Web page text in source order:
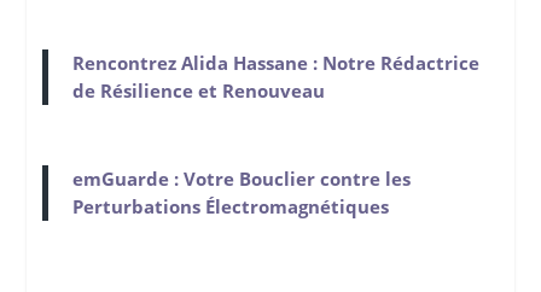
Rencontrez Alida Hassane : Notre Rédactrice
de Résilience et Renouveau
emGuarde : Votre Bouclier contre les
Perturbations Électromagnétiques